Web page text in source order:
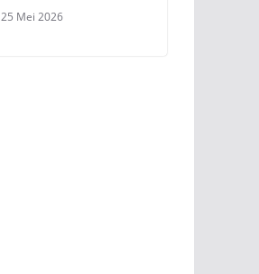
25 Mei 2026